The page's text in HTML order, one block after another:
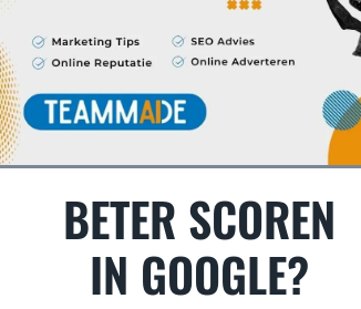
BETER SCOREN
IN GOOGLE?